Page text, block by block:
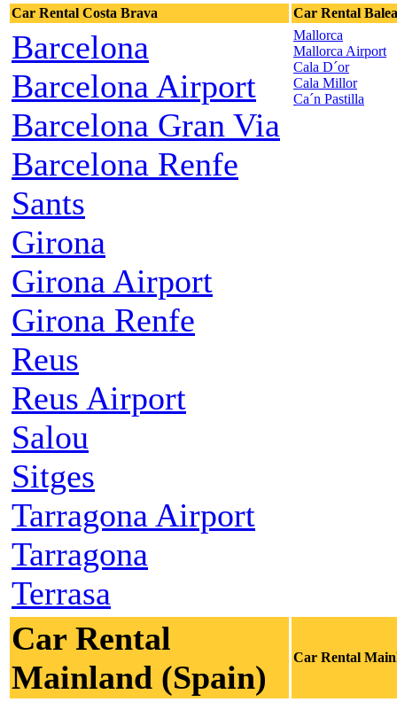
Car Rental Costa Brava Car Rental
Barcelona
Barcelona Airport
Barcelona Gran Via
Barcelona Renfe
Sants
Girona
Girona Airport
Girona Renfe
Reus
Reus Airport
Salou
Sitges
Tarragona Airport
Tarragona
Terrasa
Mallorca
Mallorca Airport
Cala D´or
Cala Millor
Ca´n Pastilla
Car Rental
Mainland (Spain)
Car Rental